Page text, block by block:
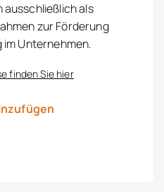
ausschließlich als
zur Förderung
Unternehmen.
finden Sie hier